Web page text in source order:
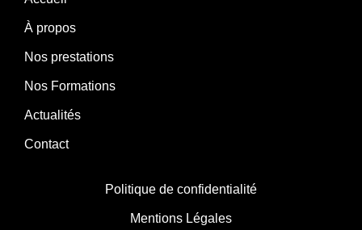
À propos
Nos prestations
Nos Formations
Actualités
Contact
Politique de confidentialité
Mentions Légales